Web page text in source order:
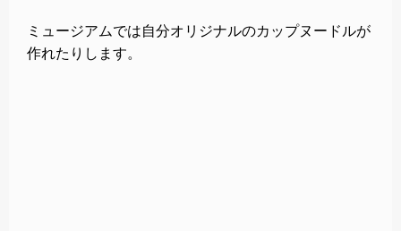
ミュージアムでは自分オリジナルのカップヌードルが
作れたりします。